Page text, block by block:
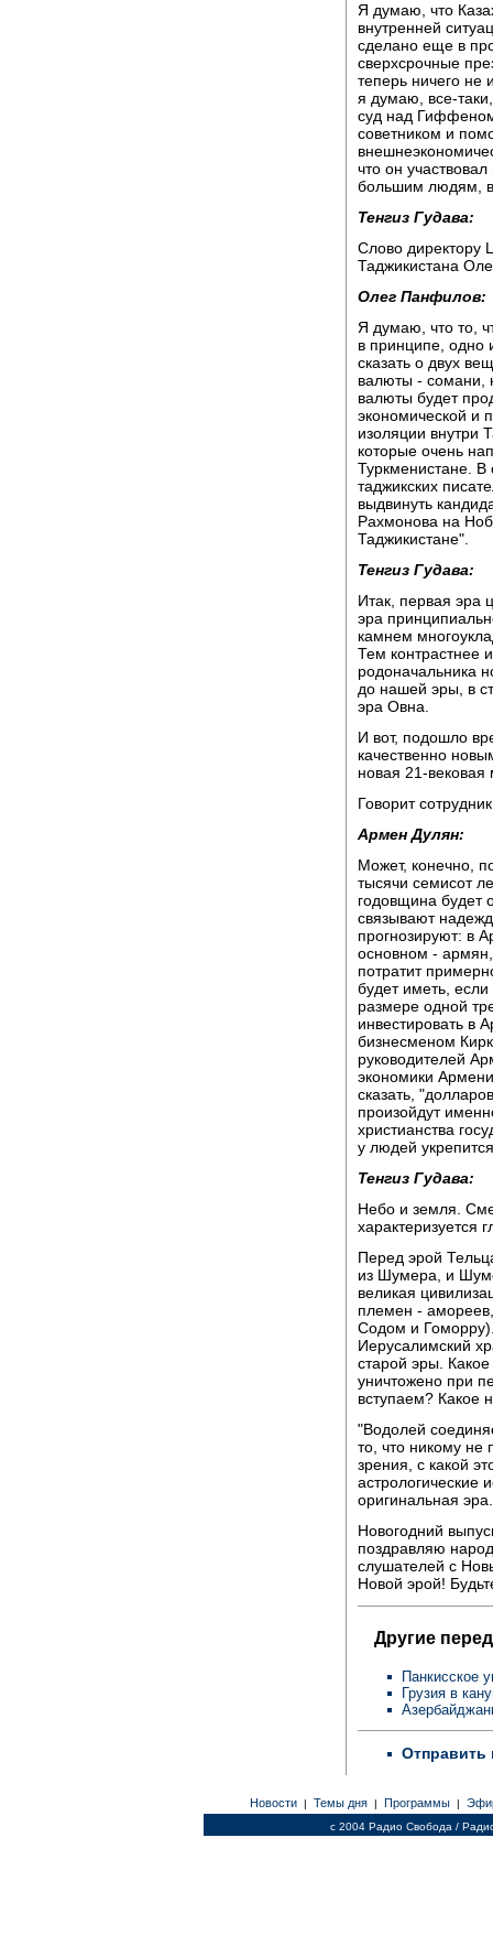
Я думаю, что
внутренней
сделано еще в
сверхсрочные
теперь ничего не
я думаю, все-
суд над
советником и
что он
большим людям,
Тенгиз Гудава:
Слово директору
Таджикистана
Олег Панфилов:
Я думаю, что то,
в принципе, одно
сказать о двух
валюты - сомани,
валюты будет
экономической и
изоляции внутри
которые очень
Туркменистане. В
таджикских
выдвинуть
Рахмонова на
Таджикистане".
Тенгиз Гудава:
Итак, первая эра
эра
камнем
Тем контрастнее
родоначальника
до нашей эры, в
эра Овна.
И вот, подошло
качественно
новая 21-
Говорит
Армен Дулян:
Может, конечно,
тысячи семисот
годовщина будет
связывают
прогнозируют: в
основном -
потратит
будет иметь,
размере одной
инвестировать в
бизнесменом
руководителей
экономики
сказать,
произойдут
христианства
у людей
Тенгиз Гудава:
Небо и земля.
характеризуется
Перед эрой
из Шумера, и
великая
племен -
Содом и
Иерусалимский
старой эры.
уничтожено при
вступаем? Какое
"Водолей
то, что никому не
зрения, с какой
астрологические
оригинальная
Новогодний
поздравляю
слушателей с
Новой эрой!
Другие
Панкисское
Грузия в
Отправить
Новости | Темы дня | Программы |
c 2004 Радио Свобода /